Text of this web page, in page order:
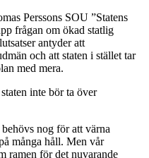
Perssons SOU ”Statens
frågan om ökad statlig
antyder att
och att staten i stället tar
med mera.
inte bör ta över
nog för att värna
många håll. Men vår
ramen för det nuvarande